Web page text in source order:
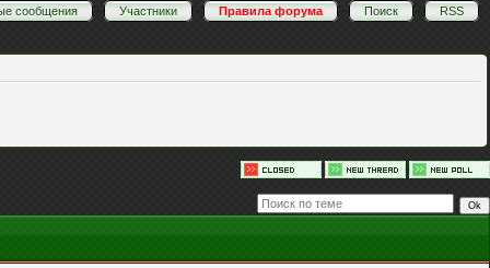
сообщения · Участники · Правила форума · Поиск · RSS